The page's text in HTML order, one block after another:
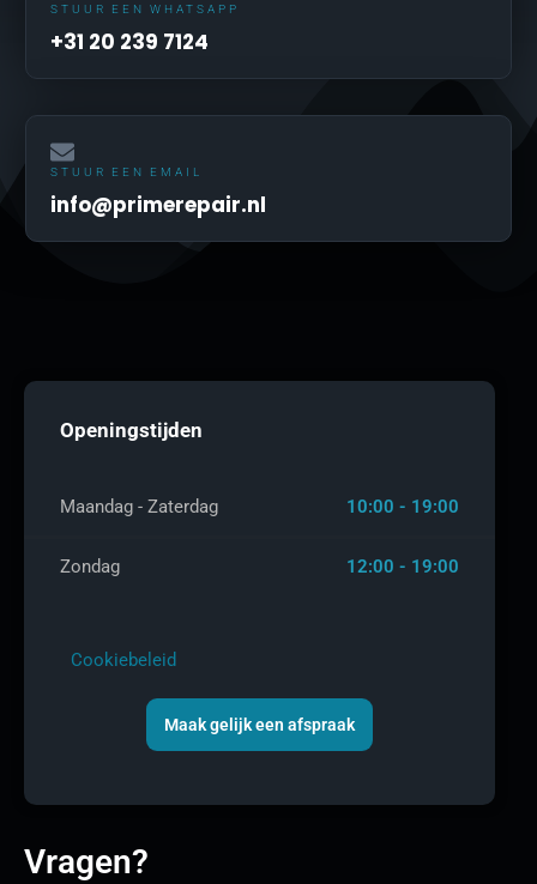
STUUR EEN WHATSAPP
+31 20 239 7124
STUUR EEN EMAIL
info@primerepair.nl
Openingstijden
Maandag - Zaterdag 10:00 - 19:00
Zondag 12:00 - 19:00
Cookiebeleid
Maak gelijk een afspraak
Vragen?